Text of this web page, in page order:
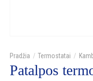
Termostatai
Patalpos